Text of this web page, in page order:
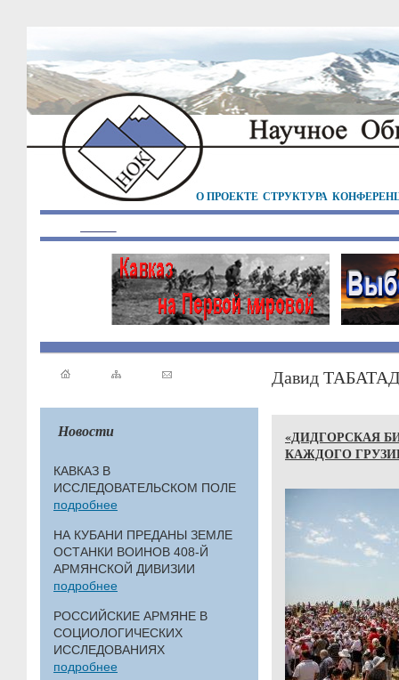
О ПРОЕКТЕ СТРУКТУРА
Новости
КАВКАЗ В
ИССЛЕДОВАТЕЛЬСКОМ ПОЛЕ
подробнее
НА КУБАНИ ПРЕДАНЫ ЗЕМЛЕ
ОСТАНКИ ВОИНОВ 408-Й
АРМЯНСКОЙ ДИВИЗИИ
подробнее
РОССИЙСКИЕ АРМЯНЕ В
СОЦИОЛОГИЧЕСКИХ
ИССЛЕДОВАНИЯХ
подробнее
Давид
«ДИДГОРСКАЯ
КАЖДОГО